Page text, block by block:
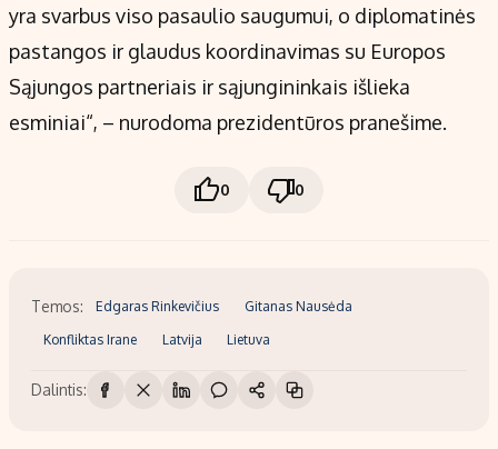
yra svarbus viso pasaulio saugumui, o diplomatinės
pastangos ir glaudus koordinavimas su Europos
Sąjungos partneriais ir sąjungininkais išlieka
esminiai“, – nurodoma prezidentūros pranešime.
0 0
Temos: Edgaras Rinkevičius Gitanas Nausėda
Konfliktas Irane Latvija Lietuva
Dalintis: